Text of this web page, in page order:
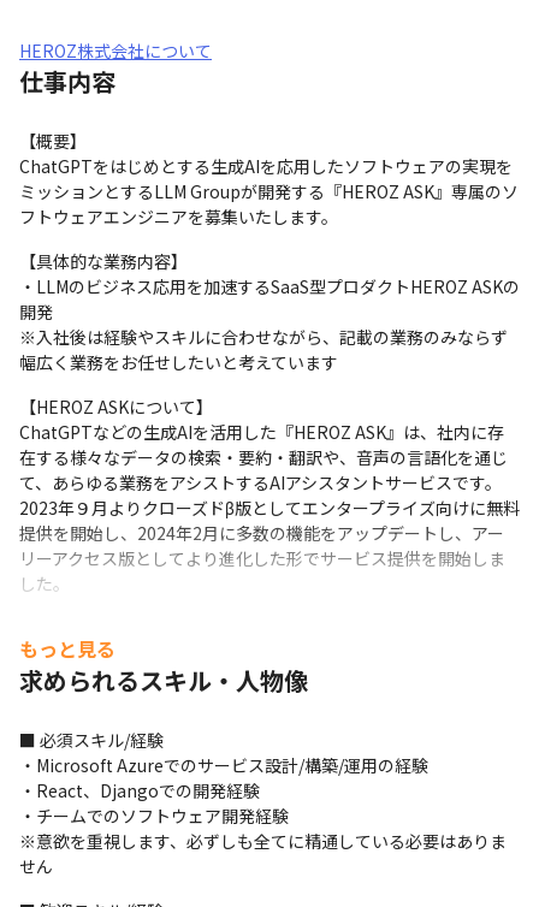
HEROZ株式会社について
仕事内容
【概要】
ChatGPTをはじめとする生成AIを応用したソフトウェアの実現を
ミッションとするLLM Groupが開発する『HEROZ ASK』専属のソ
フトウェアエンジニアを募集いたします。
【具体的な業務内容】
・LLMのビジネス応用を加速するSaaS型プロダクトHEROZ ASKの
開発
※入社後は経験やスキルに合わせながら、記載の業務のみならず
幅広く業務をお任せしたいと考えています
【HEROZ ASKについて】
ChatGPTなどの生成AIを活用した『HEROZ ASK』は、社内に存
在する様々なデータの検索・要約・翻訳や、音声の言語化を通じ
て、あらゆる業務をアシストするAIアシスタントサービスです。
2023年９月よりクローズドβ版としてエンタープライズ向けに無料
提供を開始し、2024年2月に多数の機能をアップデートし、アー
リーアクセス版としてより進化した形でサービス提供を開始しま
した。
これまでのChatGPTは、ビジネスシーンの利用において多くの課
題を抱え、特にハルシネーションなどの克服が求められていま
た対応が難しいため、専門的な業務には十分に活用されていない
のが現状です。近年、これらの課題に対応するためのChatGPTカ
スタマイズサービスが市場を形成しつつありますが、セキュリテ
ィと性能、カスタマイズ性、価格の全てを満たすキラーアプリケ
ーションと称されるサービスの実現は今のところ見られておりま
せん。
▼今後の展望
もっと見る
求められるスキル・人物像
■ 必須スキル/経験
・Microsoft Azureでのサービス設計/構築/運用の経験
・React、Djangoでの開発経験
・チームでのソフトウェア開発経験
※意欲を重視します、必ずしも全てに精通している必要はありま
せん